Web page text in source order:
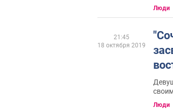
Люди
Люди
21:45
18 октября 2019